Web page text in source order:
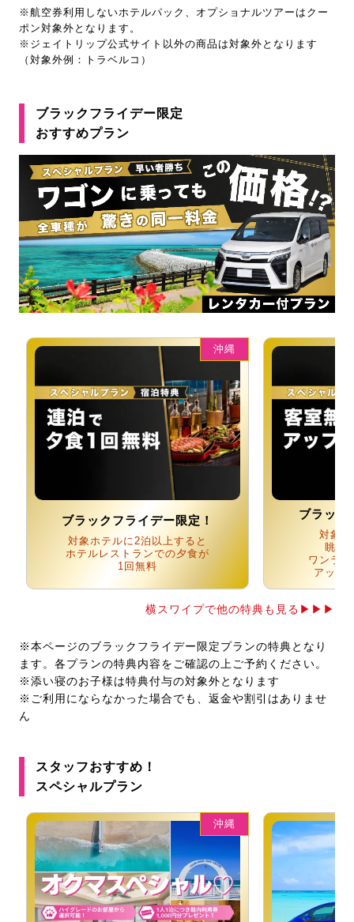
※航空券利用しないホテルパック、オプショナルツアーはクー
ポン対象外となります。
※ジェイトリップ公式サイト以外の商品は対象外となります
（対象外例：トラベルコ）
ブラックフライデー限定
おすすめプラン
沖縄
ブラックフライデー限定！
対象ホテルに2泊以上すると
ホテルレストランでの夕食が
1回無料
ブラック
対象
眺望
ワンラ
アップ
横スワイプで他の特典も見る▶▶▶
※本ページのブラックフライデー限定プランの特典となり
ます。各プランの特典内容をご確認の上ご予約ください。
※添い寝のお子様は特典付与の対象外となります
※ご利用にならなかった場合でも、返金や割引はありませ
ん
スタッフおすすめ！
スペシャルプラン
沖縄